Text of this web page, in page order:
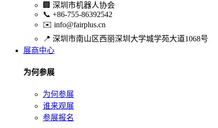
🏢 深圳市机器人协会
📞 +86-755-86392542
✉️ info@fairplus.cn
📍 深圳市南山区西丽深圳大学城学苑大道1068号
展商中心
为何参展
为何参展
谁来观展
参展报名